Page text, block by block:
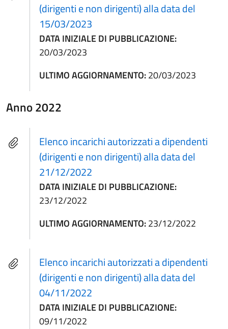
(dirigenti e non dirigenti) alla data del
15/03/2023
DATA INIZIALE DI PUBBLICAZIONE:
20/03/2023
ULTIMO AGGIORNAMENTO:20/03/2023
Anno 2022
Elenco incarichi autorizzati a dipendenti
(dirigenti e non dirigenti) alla data del
21/12/2022
DATA INIZIALE DI PUBBLICAZIONE:
23/12/2022
ULTIMO AGGIORNAMENTO:23/12/2022
Elenco incarichi autorizzati a dipendenti
(dirigenti e non dirigenti) alla data del
04/11/2022
DATA INIZIALE DI PUBBLICAZIONE:
09/11/2022